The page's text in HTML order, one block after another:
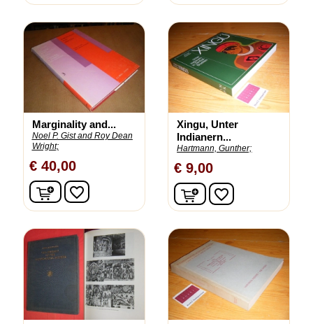
Marginality and...
Noel P. Gist and Roy Dean
Wright;
€ 40,00
In winkelwagen
favorite_border
Xingu, Unter
Indianern...
Hartmann, Gunther;
€ 9,00
In winkelwagen
favorite_border